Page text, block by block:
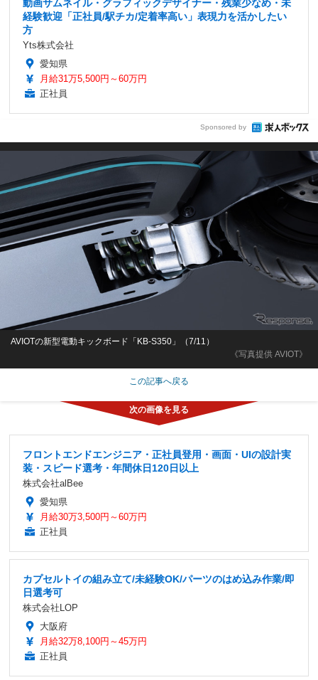
動画サムネイル・グラフィックデザイナー・残業少なめ・未
経験歓迎「正社員/駅チカ/定着率高い」表現力を活かしたい
方
Yts株式会社
愛知県
月給31万5,500円～60万円
正社員
Sponsored by
《写真提供 AVIOT》
AVIOTの新型電動キックボード「KB-S350」（7/11）
この記事へ戻る
フロントエンドエンジニア・正社員登用・画面・UIの設計実
装・スピード選考・年間休日120日以上
株式会社alBee
愛知県
月給30万3,500円～60万円
正社員
カプセルトイの組み立て/未経験OK/パーツのはめ込み作業/即
日選考可
株式会社LOP
大阪府
月給32万8,100円～45万円
正社員